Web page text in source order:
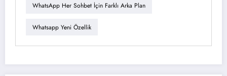
WhatsApp Her Sohbet İçin Farklı Arka Plan
Whatsapp Yeni Özellik